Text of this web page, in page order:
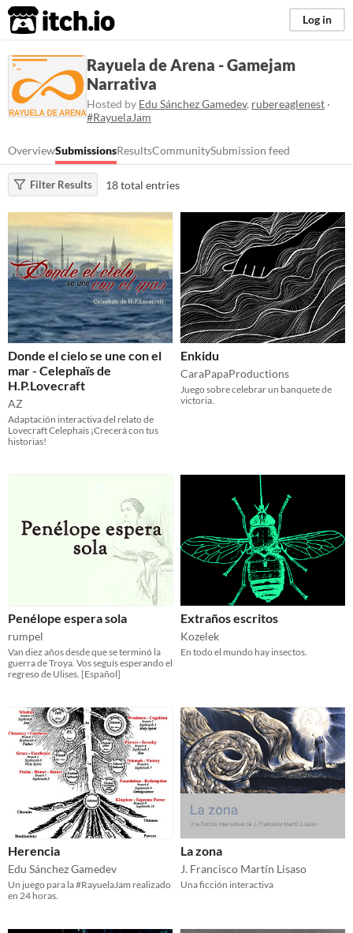
itch.io Log in
Rayuela de Arena - Gamejam
Narrativa
Hosted by Edu Sánchez Gamedev, rubereaglenest ·
#RayuelaJam
OverviewSubmissionsResultsCommunitySubmission feed
Filter Results 18 total entries
Donde el cielo se une con el
mar - Celephaïs de
H.P.Lovecraft
AZ
Adaptación interactiva del relato de
Lovecraft Celephaïs ¡Crecerá con tus
historias!
Enkidu
CaraPapaProductions
Juego sobre celebrar un banquete de
victoria.
Penélope espera sola
rumpel
Van diez años desde que se terminó la
guerra de Troya. Vos seguís esperando el
regreso de Ulises. [Español]
Extraños escritos
Kozelek
En todo el mundo hay insectos.
Herencia
Edu Sánchez Gamedev
Un juego para la #RayuelaJam realizado
en 24 horas.
La zona
J. Francisco Martín Lisaso
Una ficción interactiva